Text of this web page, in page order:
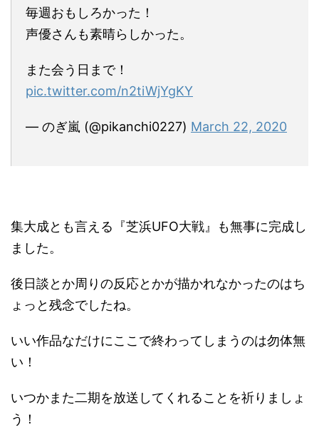
毎週おもしろかった！
声優さんも素晴らしかった。
また会う日まで！
pic.twitter.com/n2tiWjYgKY
— のぎ嵐 (@pikanchi0227) March 22, 2020
集大成とも言える『芝浜UFO大戦』も無事に完成し
ました。
後日談とか周りの反応とかが描かれなかったのはち
ょっと残念でしたね。
いい作品なだけにここで終わってしまうのは勿体無
い！
いつかまた二期を放送してくれることを祈りましょ
う！